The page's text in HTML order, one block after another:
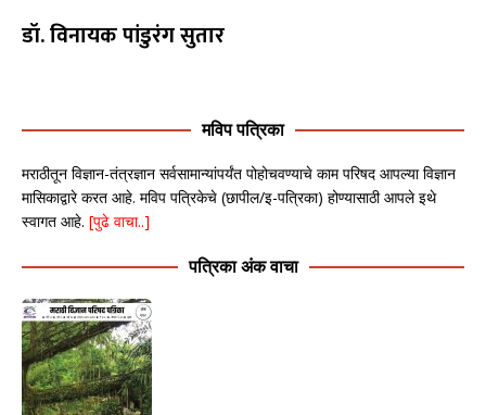
डॉ. विनायक पांडुरंग सुतार
मविप पत्रिका
मराठीतून विज्ञान-तंत्रज्ञान सर्वसामान्यांपर्यंत पोहोचवण्याचे काम परिषद आपल्या विज्ञान
मासिकाद्वारे करत आहे. मविप पत्रिकेचे (छापील/इ-पत्रिका) होण्यासाठी आपले इथे
स्वागत आहे. [पुढे वाचा..]
पत्रिका अंक वाचा